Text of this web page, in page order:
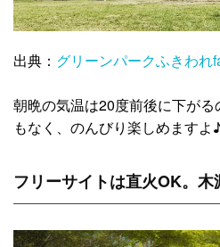
出典： グリーンパークふきわれ
朝晩の気温は20度前後に下が
もなく、のんびり楽しめますよ
フリーサイトは直火OK。木